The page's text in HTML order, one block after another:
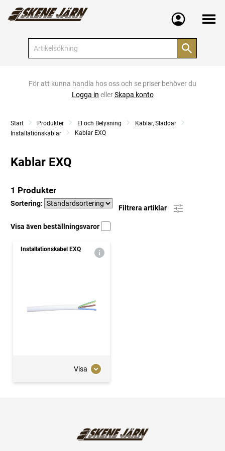
Meny
För att kunna handla hos oss och se priser behöver du
Logga in ellerSkapa konto
Start Produkter El och Belysning
Kablar, Sladdar
Installationskablar
Kablar EXQ
Kablar EXQ
1 Produkter
Sortering:
Filtrera artiklar
Visa även beställningsvaror
Installationskabel EXQ
Visa